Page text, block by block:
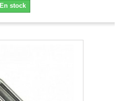
En stock